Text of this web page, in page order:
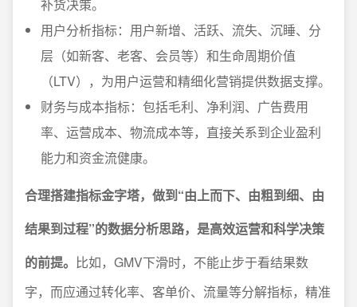
补货决策。
用户分析指标：用户新增、活跃、流失、沉睡、分
层（如新客、老客、会员等）和生命周期价值
（LTV），为用户运营和精细化营销提供数据支撑。
财务与成本指标：包括毛利、净利润、广告费用
率、运营成本、物流成本等，直接关系到企业盈利
能力和资金流健康。
合理搭建指标金字塔，做到“由上而下、由粗到细、由
结果到过程”的数据分析思路，是高效运营和科学决策
的前提。 比如，GMV下滑时，不能止步于看结果数
字，而应通过转化率、客单价、流量等分解指标，精准